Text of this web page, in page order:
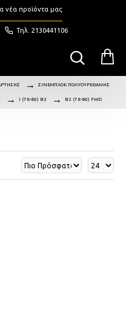
νέα προϊόντα μας
Τηλ. 2130441106
ΣΙΝΕΜΠΛΟΚ ΠΟΛΥΟΥΡΕΘΑΝΗΣ
I (78-86) B2 B2 (78-86) FWD